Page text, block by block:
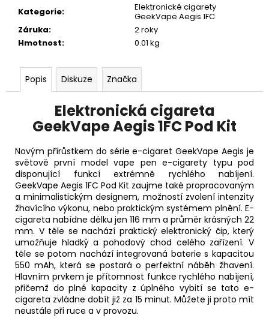
Kategorie:
Elektronické cigarety
GeekVape Aegis 1FC
Záruka:
2 roky
Hmotnost: 0.01 kg
Popis Diskuze Značka
Elektronická cigareta
GeekVape Aegis 1FC Pod Kit
Novým přírůstkem do série e-cigaret GeekVape Aegis je
světově první model vape pen e-cigarety typu pod
disponující funkcí extrémně rychlého nabíjení.
GeekVape Aegis 1FC Pod Kit zaujme také propracovaným
a minimalistickým designem, možností zvolení intenzity
žhavícího výkonu, nebo praktickým systémem plnění. E-
cigareta nabídne délku jen 116 mm a průměr krásných 22
mm. V těle se nachází praktický elektronický čip, který
umožňuje hladký a pohodový chod celého zařízení. V
těle se potom nachází integrovaná baterie s kapacitou
550 mAh, která se postará o perfektní náběh žhavení.
Hlavním prvkem je přítomnost funkce rychlého nabíjení,
přičemž do plné kapacity z úplného vybití se tato e-
cigareta zvládne dobít již za 15 minut. Můžete ji proto mít
neustále při ruce a v provozu.
Kč
Původně:
195
Kč